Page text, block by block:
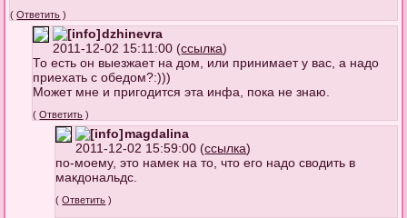
(Ответить )
dzhinevra
2011-12-02 15:11:00 (ссылка)
То есть он выезжает на дом, или принимает у вас, а надо
приехать с обедом?:)))
Может мне и пригодится эта инфа, пока не знаю.
(Ответить )
magdalina
2011-12-02 15:59:00 (ссылка)
по-моему, это намек на то, что его надо сводить в
макдональдс.
(Ответить )